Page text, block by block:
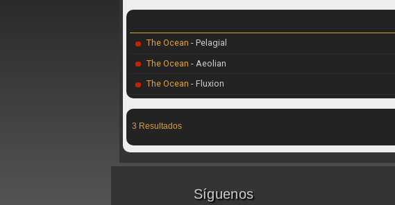
The Ocean - Pelagial
The Ocean - Aeolian
The Ocean - Fluxion
3 Resultados
Síguenos